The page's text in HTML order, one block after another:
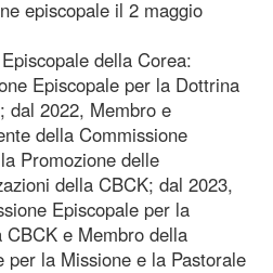
episcopale il 2 maggio
della Corea:
Episcopale per la Dottrina
dal 2022, Membro e
della Commissione
Promozione delle
della CBCK; dal 2023,
Episcopale per la
CBCK e Membro della
per la Missione e la Pastorale